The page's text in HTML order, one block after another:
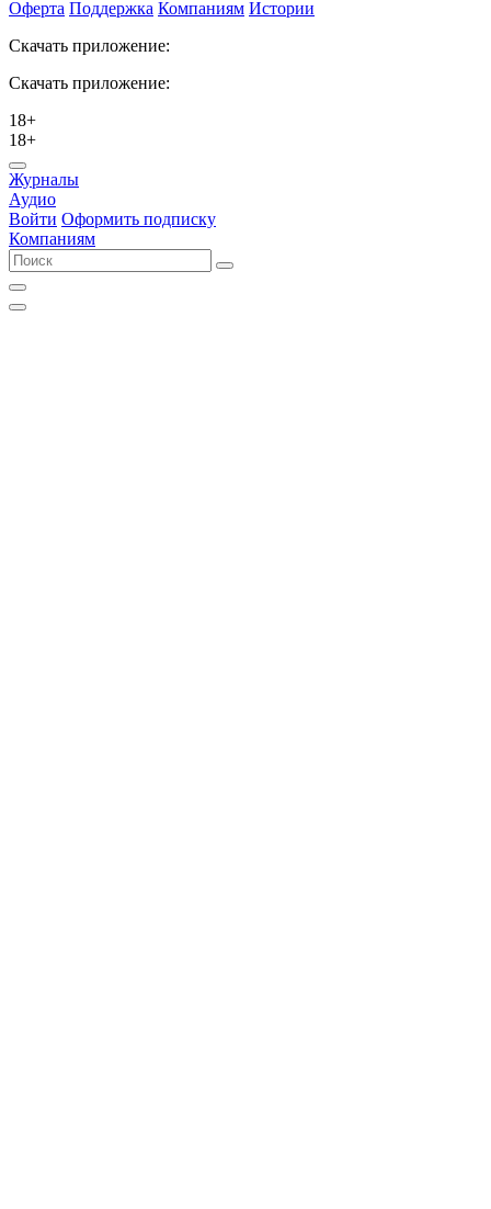
Оферта Поддержка Компаниям Истории
Скачать приложение:
Скачать приложение:
18+
18+
Журналы
Аудио
Войти Оформить подписку
Компаниям